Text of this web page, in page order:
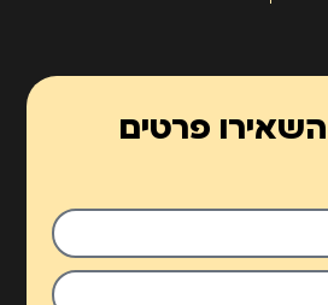
השאירו פרטים